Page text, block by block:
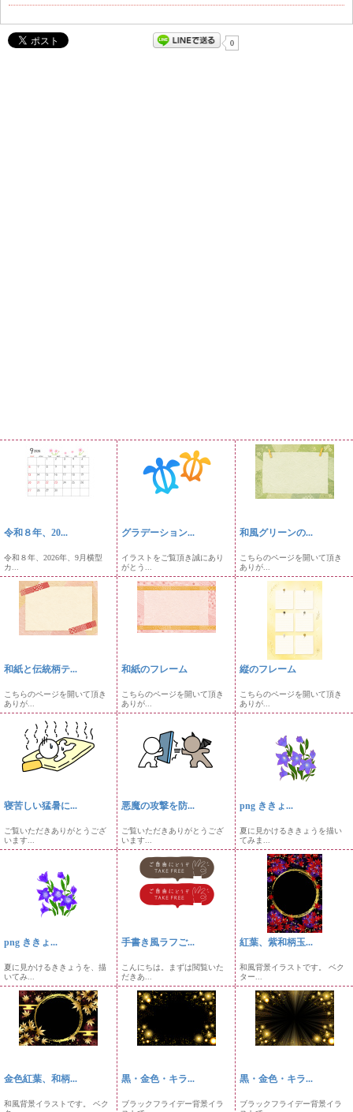
0
令和８年、20...
令和８年、2026年、9月横型
カ...
グラデーション...
イラストをご覧頂き誠にあり
がとう...
和風グリーンの...
こちらのページを開いて頂き
ありが...
和紙と伝統柄テ...
こちらのページを開いて頂き
ありが...
和紙のフレーム
こちらのページを開いて頂き
ありが...
縦のフレーム
こちらのページを開いて頂き
ありが...
寝苦しい猛暑に...
ご覧いただきありがとうござ
います...
悪魔の攻撃を防...
ご覧いただきありがとうござ
います...
png ききょ...
夏に見かけるききょうを描い
てみま...
png ききょ...
夏に見かけるききょうを、描
いてみ...
手書き風ラフご...
こんにちは。まずは閲覧いた
だきあ...
紅葉、紫和柄玉...
和風背景イラストです。 ベク
ター...
金色紅葉、和柄...
和風背景イラストです。 ベク
黒・金色・キラ...
ブラックフライデー背景イラ
黒・金色・キラ...
ブラックフライデー背景イラ